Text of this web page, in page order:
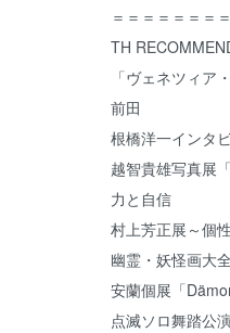
＝＝＝＝＝＝＝
TH
「ヴェネツィ
前田
根橋洋一インタ
越智貴雄写真展
力と自信
村上芳正展～個
幽霊・妖怪画大
安蘭個展「
点滅ソロ舞踏公